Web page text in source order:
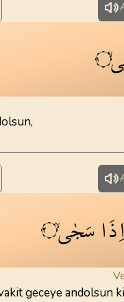
١
اِذَاسَجٰىۙ ٢
geceye andolsun